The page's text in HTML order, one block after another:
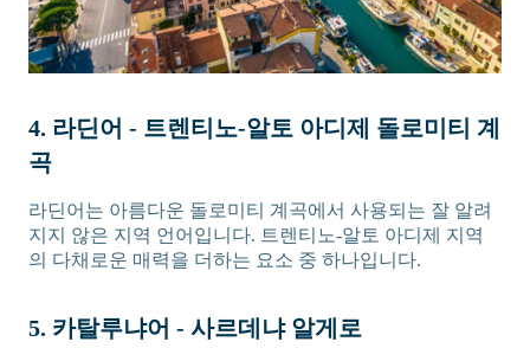
4. 라딘어 - 트렌티노-알토 아디제 돌로미티 계
곡
라딘어는 아름다운 돌로미티 계곡에서 사용되는 잘 알려
지지 않은 지역 언어입니다. 트렌티노-알토 아디제 지역
의 다채로운 매력을 더하는 요소 중 하나입니다.
5. 카탈루냐어 - 사르데냐 알게로